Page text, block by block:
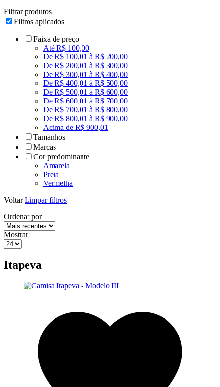
Filtrar produtos
Filtros aplicados
Faixa de preço
Até R$ 100,00
De R$ 100,01 à R$ 200,00
De R$ 200,01 à R$ 300,00
De R$ 300,01 à R$ 400,00
De R$ 400,01 à R$ 500,00
De R$ 500,01 à R$ 600,00
De R$ 600,01 à R$ 700,00
De R$ 700,01 à R$ 800,00
De R$ 800,01 à R$ 900,00
Acima de R$ 900,01
Tamanhos
Marcas
Cor predominante
Amarela
Preta
Vermelha
Voltar Limpar filtros
Ordenar por
Mostrar
Itapeva